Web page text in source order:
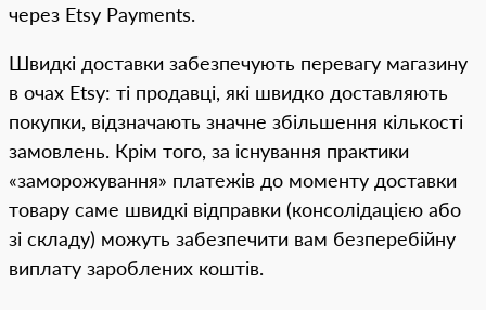
через Etsy Payments.
Швидкі доставки забезпечують перевагу магазину
в очах Etsy: ті продавці, які швидко доставляють
покупки, відзначають значне збільшення кількості
замовлень. Крім того, за існування практики
«заморожування» платежів до моменту доставки
товару саме швидкі відправки (консолідацією або
зі складу) можуть забезпечити вам безперебійну
виплату зароблених коштів.